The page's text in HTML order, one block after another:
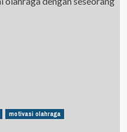
motivasi olahraga